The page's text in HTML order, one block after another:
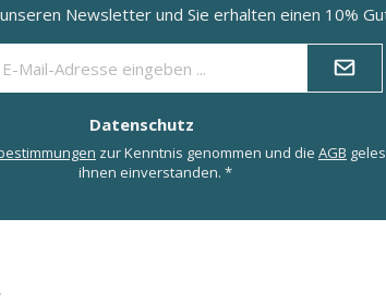
Newsletter und Sie erhalten einen 10%
Datenschutz
zur Kenntnis genommen und die AGB
ihnen einverstanden. *